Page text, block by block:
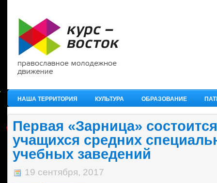
НАША ТЕРРИТОРИЯ КУЛЬТУРА ОБРАЗОВАНИЕ
Первая «Зарница»
учащихся средних
учебных заведений
19 сентября, 2017